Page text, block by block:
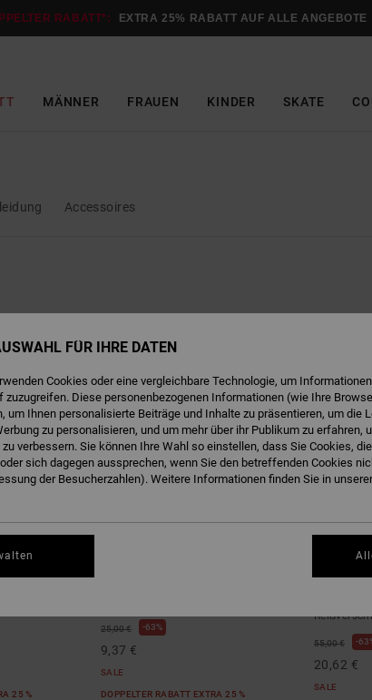
RABATT*: EXTRA 25% RABATT AUF ALLE ANGEBOTE
MÄNNER FRAUEN KINDER SKATE
Accessoires
25 %
25,00 € 63%
9,37 €
SALE
DOPPELTER RABATT EXTRA 25 %
Burning
55,00 €
20,62 €
SALE
FÜR IHRE DATEN
Cookies oder eine vergleichbare Technologie, um
Diese personenbezogenen Informationen (wie Ihre
um Ihnen personalisierte Beiträge und Inhalte zu präsentieren, um die
zu personalisieren, und um mehr über ihr Publikum zu erfahren,
verbessern. Sie können Ihre Wahl so einstellen, dass Sie Cookies,
sich dagegen aussprechen, wenn Sie den betreffenden Cookies
der Besucherzahlen). Weitere Informationen finden Sie in